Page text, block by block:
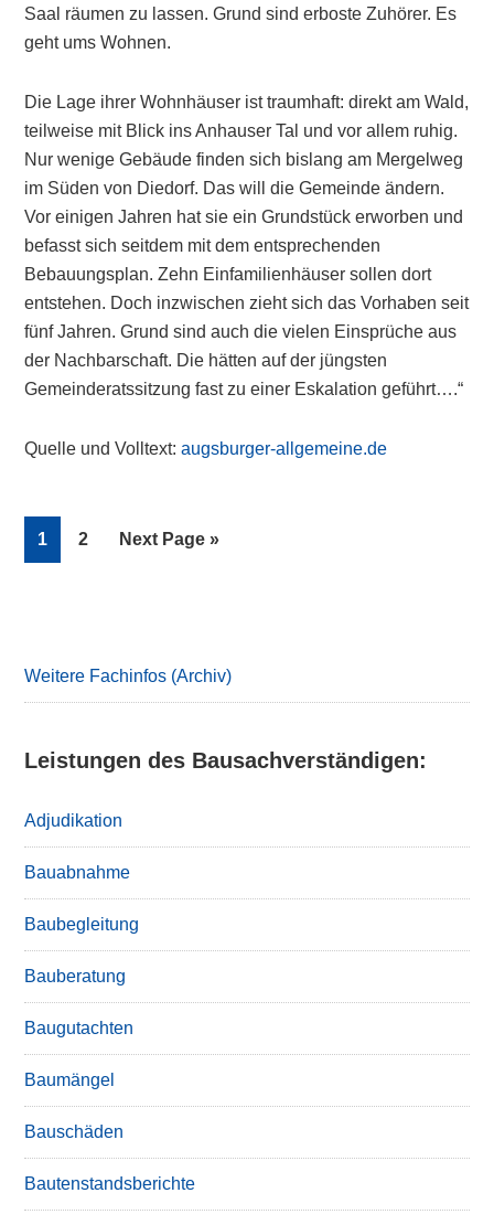
Saal räumen zu lassen. Grund sind erboste Zuhörer. Es
geht ums Wohnen.
Die Lage ihrer Wohnhäuser ist traumhaft: direkt am Wald,
teilweise mit Blick ins Anhauser Tal und vor allem ruhig.
Nur wenige Gebäude finden sich bislang am Mergelweg
im Süden von Diedorf. Das will die Gemeinde ändern.
Vor einigen Jahren hat sie ein Grundstück erworben und
befasst sich seitdem mit dem entsprechenden
Bebauungsplan. Zehn Einfamilienhäuser sollen dort
entstehen. Doch inzwischen zieht sich das Vorhaben seit
fünf Jahren. Grund sind auch die vielen Einsprüche aus
der Nachbarschaft. Die hätten auf der jüngsten
Gemeinderatssitzung fast zu einer Eskalation geführt….“
Quelle und Volltext:augsburger-allgemeine.de
Page
1 Page
2
Go
Next Page »
Weitere Fachinfos (Archiv)
Leistungen des Bausachverständigen:
Adjudikation
Bauabnahme
Baubegleitung
Bauberatung
Baugutachten
Baumängel
Bauschäden
Bautenstandsberichte